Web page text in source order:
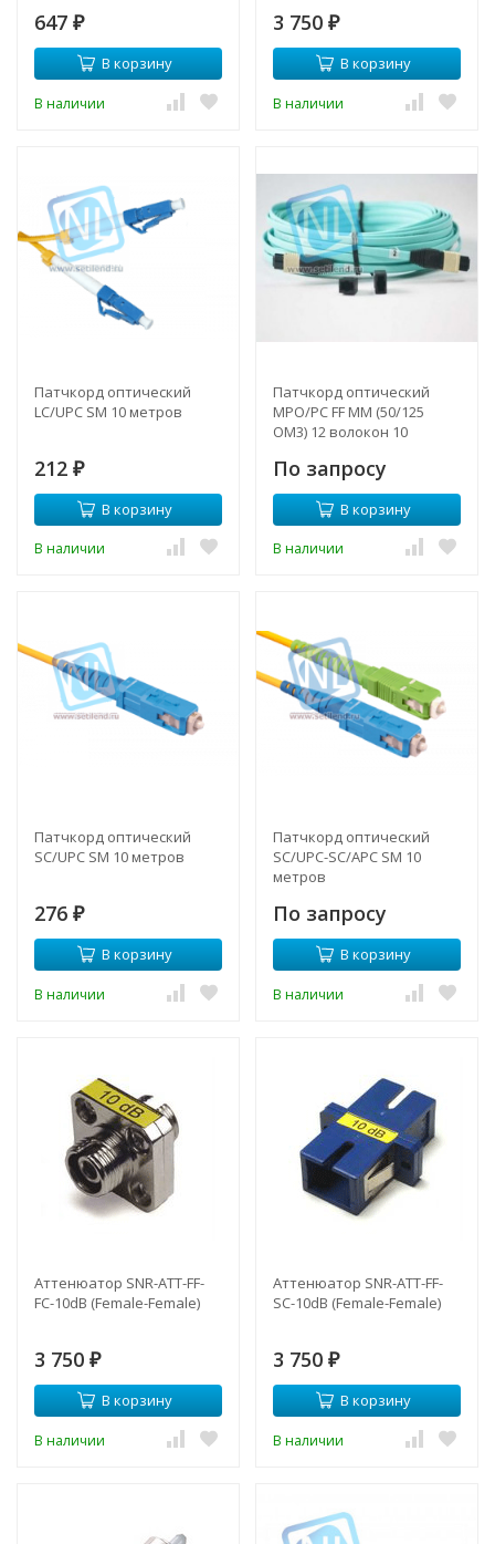
647 ₽
В корзину
В наличии
3 750 ₽
В корзину
В наличии
Патчкорд оптический
LC/UPC SM 10 метров
212 ₽
В корзину
В наличии
Патчкорд оптический
MPO/PC FF MM (50/125
OM3) 12 волокон 10
По запросу
В корзину
В наличии
Патчкорд оптический
SC/UPC SM 10 метров
276 ₽
В корзину
В наличии
Патчкорд оптический
SC/UPC-SC/APC SM 10
метров
По запросу
В корзину
В наличии
Аттенюатор SNR-ATT-FF-
FC-10dB (Female-Female)
3 750 ₽
В корзину
В наличии
Аттенюатор SNR-ATT-FF-
SC-10dB (Female-Female)
3 750 ₽
В корзину
В наличии